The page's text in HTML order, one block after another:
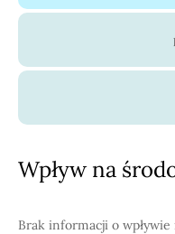
Wpływ na
Brak informacji o wpływie